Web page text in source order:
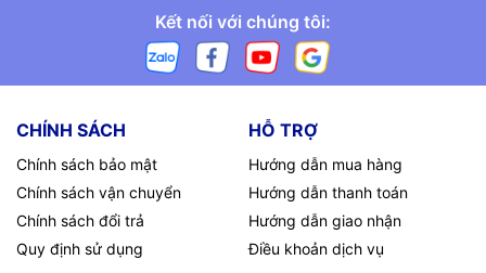
Kết nối với chúng tôi:
CHÍNH SÁCH
Chính sách bảo mật
Chính sách vận chuyển
Chính sách đổi trả
Quy định sử dụng
HỖ TRỢ
Hướng dẫn mua hàng
Hướng dẫn thanh toán
Hướng dẫn giao nhận
Điều khoản dịch vụ